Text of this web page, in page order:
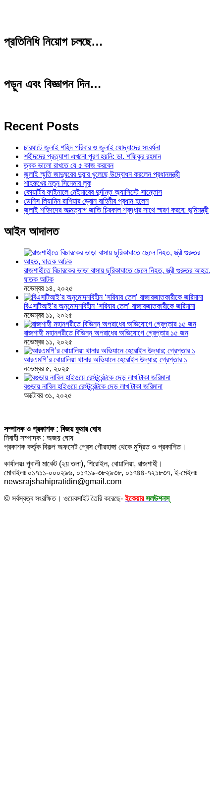
প্রতিনিধি নিয়োগ চলছে…
পড়ুন এবং বিজ্ঞাপন দিন…
Recent Posts
চারঘাটে জুলাই শহিদ পরিবার ও জুলাই যোদ্ধাদের সংবর্ধনা
শহীদদের প্রত্যাশা এখনো পূরণ হয়নি: ডা. শফিকুর রহমান
ত্বক ভালো রাখতে যে ৫ কাজ করবেন
জুলাই স্মৃতি জাদুঘরের দুয়ার খুলেছে উদ্বোধন করলেন প্রধানমন্ত্রী
শাহরুখের নতুন সিনেমার লুক
কোয়ার্টার ফাইনালে নেইমারের দুর্দান্ত অ্যাসিস্টে সান্তোস
ডেনিস লিয়ামিন রাশিয়ার ড্রোন বাহিনীর প্রধান হলেন
জুলাই শহিদদের আত্মত্যাগ জাতি চিরকাল শ্রদ্ধার সাথে স্মরণ করবে: ভূমিমন্ত্রী
আইন আদালত
রাজশাহীতে বিচারকের ভাড়া বাসায় ছুরিকাঘাতে ছেলে নিহত, স্ত্রী গুরুতর আহত,
ঘাতক আটক
নভেম্বর ১৪, ২০২৫
বিএসটিআই’র অনুমোদনবিহীন ‘সরিষার তেল’ বাজারজাতকারীকে জরিমানা
নভেম্বর ১১, ২০২৫
রাজশাহী মহানগরীতে বিভিন্ন অপরাধের অভিযোগে গ্রেপ্তার ১৫ জন
নভেম্বর ১১, ২০২৫
আরএমপি’র বোয়ালিয়া থানার অভিযানে হেরোইন উদ্ধার; গ্রেপ্তার ১
নভেম্বর ৫, ২০২৫
বগুড়ায় নাবিল হাইওয়ে রেস্টুরেন্টকে দেড় লাখ টাকা জরিমানা
অক্টোবর ৩১, ২০২৫
সম্পাদক ও প্রকাশক : বিজয় কুমার ঘোষ
নিবাহী সম্পাদক : অজয় ঘোষ
প্রকাশক কর্তৃক বিকল্প অফসেট প্রেস গৌরহাঙ্গা থেকে মুদ্রিত ও প্রকাশিত।
কার্যালয়ঃ পূবালী মার্কেট (২য় তলা), শিরোইল, বোয়ালিয়া, রাজশাহী।
মোবাইলঃ ০১৭১১-০০০২৯৬, ০১৭১৯-৩৮২৯৩৮, ০১৭৪৪-৭২১৮৩৭, ই-মেইলঃ
newsrajshahipratidin@gmail.com
© সর্বস্বত্ব সংরক্ষিত। ওয়েবসাইট তৈরি করেছে-ইকেয়ার সলউশনস্